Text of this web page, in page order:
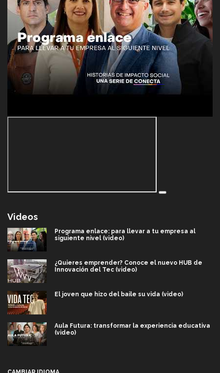
Videos
Programa enlace: para llevar a tu empresa al
siguiente nivel (video)
¿Quieres emprender? Conoce el nuevo HUB de
Innovación del Tec (video)
El joven que hizo del baile su vida (video)
Aula Futura: transformar la experiencia educativa
(video)